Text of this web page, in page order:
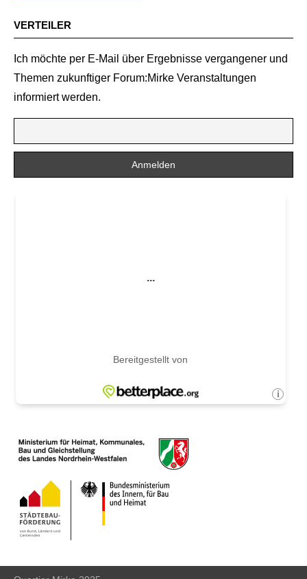
VERTEILER
Ich möchte per E-Mail über Ergebnisse vergangener und
Themen zukunftiger Forum:Mirke Veranstaltungen
informiert werden.